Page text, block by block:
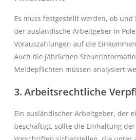
Es muss festgestellt werden, ob
der ausländische Arbeitgeber in
Vorauszahlungen auf die
Auch die jährlichen
Meldepflichten müssen analysiert
3. Arbeitsrechtliche
Ein ausländischer Arbeitgeber, der
beschäftigt, sollte die Einhaltung